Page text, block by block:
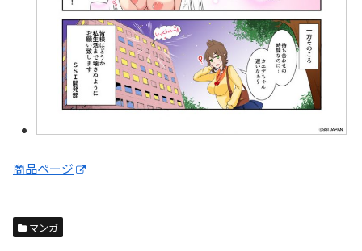
商品ページ
マンガ